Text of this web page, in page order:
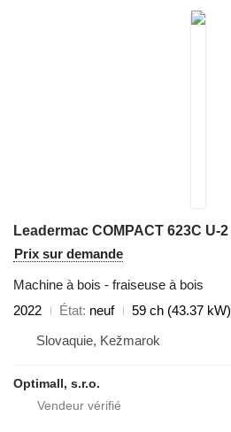
Leadermac COMPACT 623C U-2
Prix sur demande
Machine à bois - fraiseuse à bois
2022
État neuf
59 ch (43.37 kW)
Slovaquie, Kežmarok
Optimall, s.r.o.